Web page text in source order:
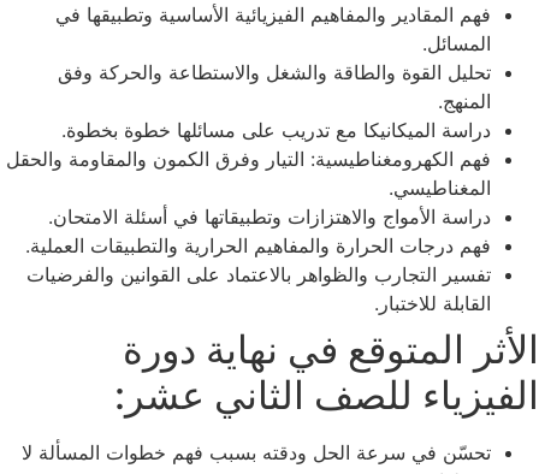
فهم المقادير والمفاهيم الفيزيائية الأساسية وتطبيقها في
المسائل.
تحليل القوة والطاقة والشغل والاستطاعة والحركة وفق
المنهج.
دراسة الميكانيكا مع تدريب على مسائلها خطوة بخطوة.
فهم الكهرومغناطيسية: التيار وفرق الكمون والمقاومة والحقل
المغناطيسي.
دراسة الأمواج والاهتزازات وتطبيقاتها في أسئلة الامتحان.
فهم درجات الحرارة والمفاهيم الحرارية والتطبيقات العملية.
تفسير التجارب والظواهر بالاعتماد على القوانين والفرضيات
القابلة للاختبار.
الأثر المتوقع في نهاية دورة
الفيزياء للصف الثاني عشر:
تحسّن في سرعة الحل ودقته بسبب فهم خطوات المسألة لا